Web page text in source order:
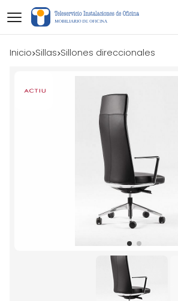
Inicio sillas sillones direccionales